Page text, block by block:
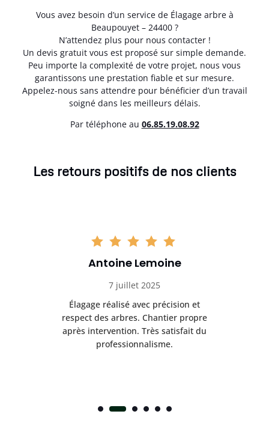
Vous avez besoin d’un service de Élagage arbre à
Beaupouyet – 24400 ?
N’attendez plus pour nous contacter !
Un devis gratuit vous est proposé sur simple demande.
Peu importe la complexité de votre projet, nous vous
garantissons une prestation fiable et sur mesure.
Appelez-nous sans attendre pour bénéficier d’un travail
soigné dans les meilleurs délais.
Par téléphone au 06.85.19.08.92
Les retours positifs de nos clients
Antoine Lemoine
7 juillet 2025
Élagage réalisé avec précision et
respect des arbres. Chantier propre
après intervention. Très satisfait du
professionnalisme.